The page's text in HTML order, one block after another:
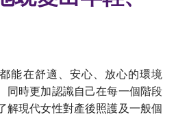
能在舒適、安心、放心的環境
同時更加認識自己在每一個階段
解現代女性對產後照護及一般個